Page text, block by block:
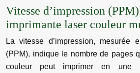
Vitesse d’impression
imprimante laser couleur
La vitesse d’impression, mesurée
(PPM), indique le nombre de pages
couleur peut imprimer en une